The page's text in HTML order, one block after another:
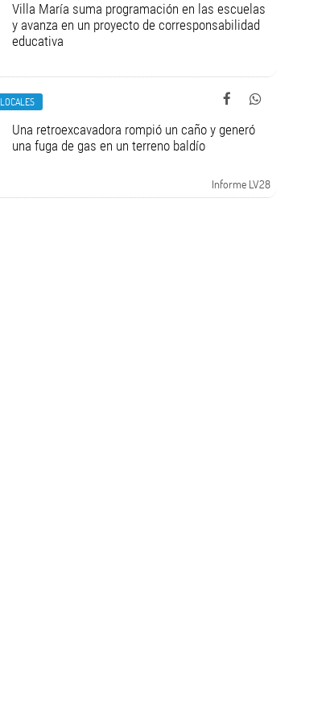
Villa María suma programación en las escuelas
y avanza en un proyecto de corresponsabilidad
educativa
LOCALES
Una retroexcavadora rompió un caño y generó
una fuga de gas en un terreno baldío
Informe LV28